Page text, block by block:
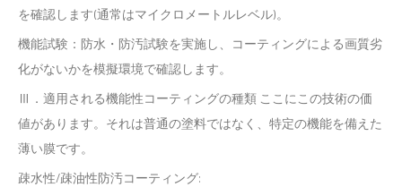
を確認します(通常はマイクロメートルレベル)。
機能試験：防水・防汚試験を実施し、コーティングによる画質劣
化がないかを模擬環境で確認します。
Ⅲ．適用される機能性コーティングの種類 ここにこの技術の価
値があります。それは普通の塗料ではなく、特定の機能を備えた
薄い膜です。
疎水性/疎油性防汚コーティング: